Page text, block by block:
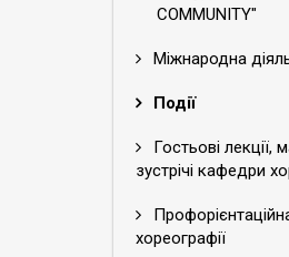
COMMUNITY"
Міжнародна
Події
Гостьові лекції,
зустрічі кафедри
хореографії